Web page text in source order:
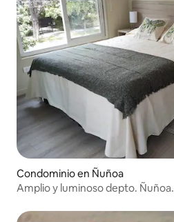
Condominio en Ñuñoa
Amplio y luminoso depto. Ñuñoa.